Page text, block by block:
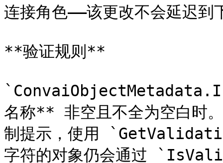
连接角色——该更改不会延迟到
**验证规则**
名称** 非空且不全为空白时
制提示，使用
字符的对象仍会通过